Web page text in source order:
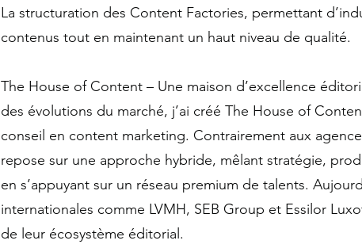
La structuration des Content Factories, permettant
contenus tout en maintenant un haut niveau de qualité.
The House of Content – Une maison d’excellence
des évolutions du marché, j’ai créé The House of
conseil en content marketing. Contrairement aux
repose sur une approche hybride, mêlant stratégie,
en s’appuyant sur un réseau premium de talents.
internationales comme LVMH, SEB Group et Essilor
de leur écosystème éditorial.